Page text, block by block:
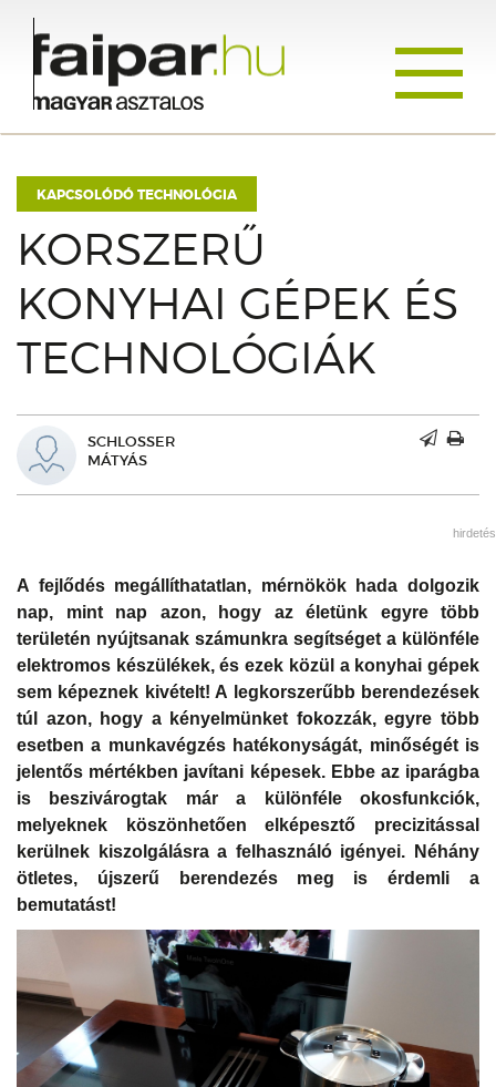
KAPCSOLÓDÓ TECHNOLÓGIA
KORSZERŰ
KONYHAI GÉPEK ÉS
TECHNOLÓGIÁK
SCHLOSSER
MÁTYÁS
hirdetés
A fejlődés megállíthatatlan, mérnökök hada dolgozik
nap, mint nap azon, hogy az életünk egyre több
területén nyújtsanak számunkra segítséget a különféle
elektromos készülékek, és ezek közül a konyhai gépek
sem képeznek kivételt! A legkorszerűbb berendezések
túl azon, hogy a kényelmünket fokozzák, egyre több
esetben a munkavégzés hatékonyságát, minőségét is
jelentős mértékben javítani képesek. Ebbe az iparágba
is beszivárogtak már a különféle okosfunkciók,
melyeknek köszönhetően elképesztő precizitással
kerülnek kiszolgálásra a felhasználó igényei. Néhány
ötletes, újszerű berendezés meg is érdemli a
bemutatást!